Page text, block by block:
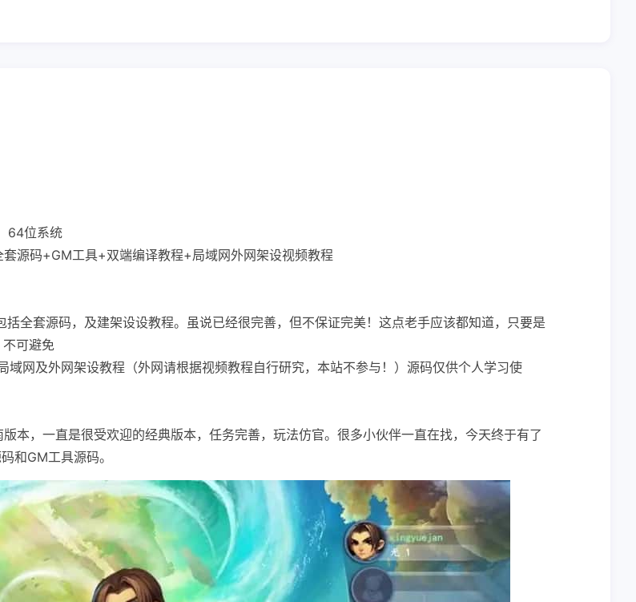
64位系统
源码+GM工具+双端编译教程+局域网外网架设视频教程
括全套源码，及建架设设教程。虽说已经很完善，但不保证完美！这点老手应该都知道，只要是
不可避免
域网及外网架设教程（外网请根据视频教程自行研究，本站不参与！）源码仅供个人学习使
本，一直是很受欢迎的经典版本，任务完善，玩法仿官。很多小伙伴一直在找，今天终于有了
和GM工具源码。